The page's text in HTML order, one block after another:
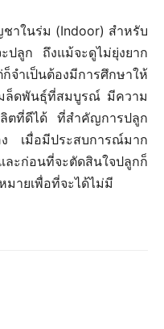
าในร่ม (Indoor) สำหรับ
ปลูก ถึงแม้จะดูไม่ยุ่งยาก
เป็นต้องมีการศึกษาให้
มล็ดพันธุ์ที่สมบูรณ์ มีความ
ตที่ดีได้ ที่สำคัญการปลูก
ง เมื่อมีประสบการณ์มาก
ะก่อนที่จะตัดสินใจปลูกก็
ายเพื่อที่จะได้ไม่มี